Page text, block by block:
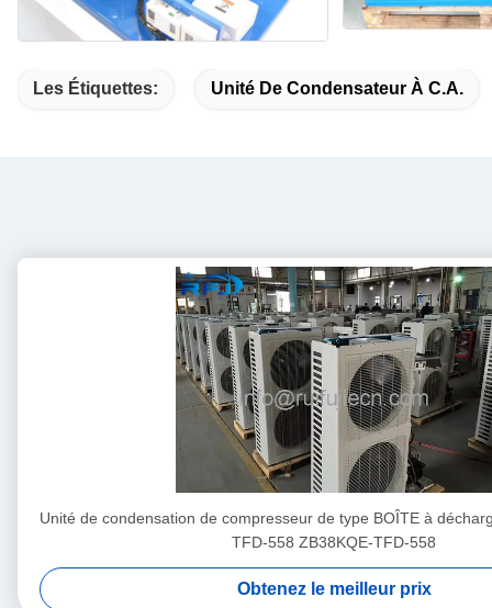
Les Étiquettes: Unité De Condensateur À C.A.
Unité de condensation de compresseur de type BOÎTE à
TFD-558 ZB38KQE-TFD-558
Obtenez le meilleur prix